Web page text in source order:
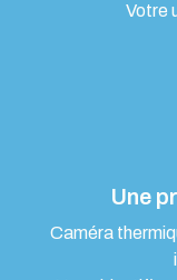
Votre
Une
Caméra